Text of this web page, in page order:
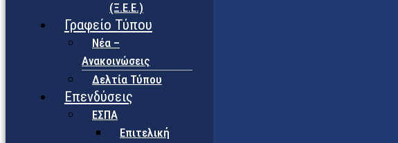
(Ξ.Ε.Ε.)
Γραφείο Τύπου
Νέα –
Ανακοινώσεις
Δελτία Τύπου
Επενδύσεις
ΕΣΠΑ
Επιτελική